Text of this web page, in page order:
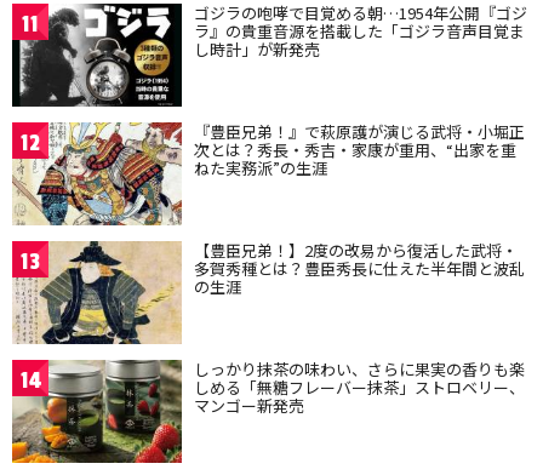
11 ゴジラの咆哮で目覚める朝…1954年公開『ゴジ
ラ』の貴重音源を搭載した「ゴジラ音声目覚ま
し時計」が新発売
12 『豊臣兄弟！』で萩原護が演じる武将・小堀正
次とは？秀長・秀吉・家康が重用、“出家を重
ねた実務派”の生涯
13 【豊臣兄弟！】2度の改易から復活した武将・
多賀秀種とは？豊臣秀長に仕えた半年間と波乱
の生涯
14 しっかり抹茶の味わい、さらに果実の香りも楽
しめる「無糖フレーバー抹茶」ストロベリー、
マンゴー新発売